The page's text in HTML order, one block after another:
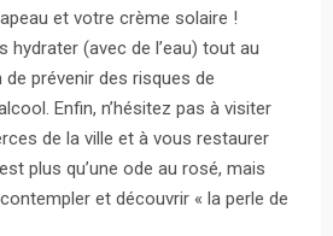
et votre crème solaire !
hydrater (avec de l’eau) tout au
prévenir des risques de
Enfin, n’hésitez pas à visiter
de la ville et à vous restaurer
plus qu’une ode au rosé, mais
et découvrir « la perle de